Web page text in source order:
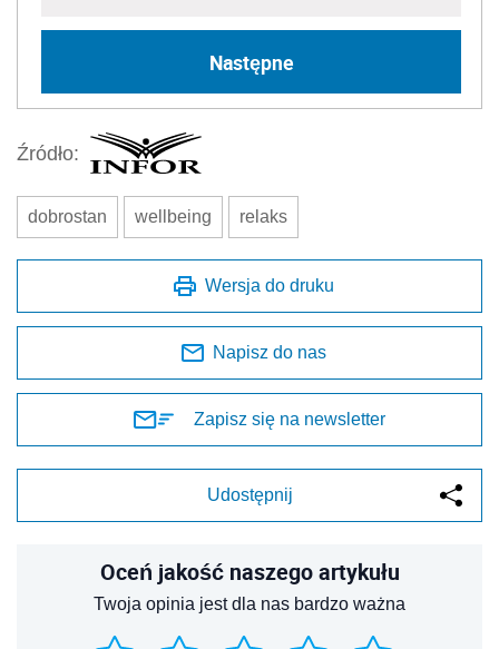
Następne
Źródło:
dobrostan wellbeing relaks
Wersja do druku
Napisz do nas
Zapisz się na newsletter
Udostępnij
Oceń jakość naszego artykułu
Twoja opinia jest dla nas bardzo ważna